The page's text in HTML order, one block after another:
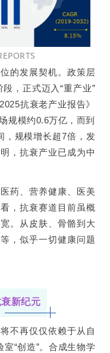
的发展契机。政策层
段，正式迈入“重产业”
抗衰老产业报告》
规模约0.6万亿，而到
，规模增长超7倍，发
，抗衰产业已成为中
药、营养健康、医美
，抗衰赛道目前虽概
。从皮肤、骨骼到大
，似乎一切健康问题
新纪元
不再仅仅依赖于从自
“创造”。合成生物学